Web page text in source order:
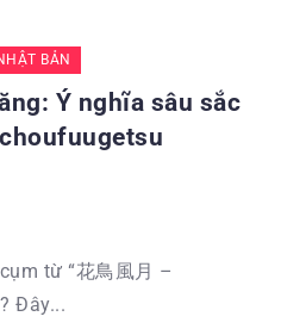
BẢN
Ý nghĩa sâu sắc
từ “花鳥風月 –
Đây...